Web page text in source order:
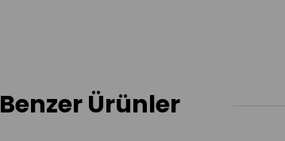
Benzer Ürünler